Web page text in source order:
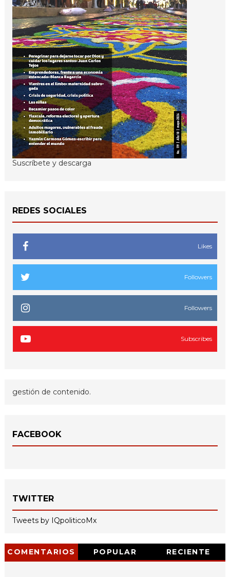
Suscríbete y descarga
REDES SOCIALES
Likes
Followers
Followers
Subscribes
gestión de contenido.
FACEBOOK
TWITTER
Tweets by IQpoliticoMx
COMENTARIOS POPULAR RECIENTE